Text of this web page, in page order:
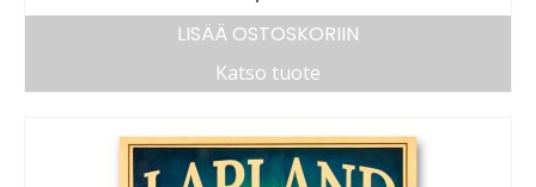
LISÄÄ OSTOSKORIIN
Katso tuote